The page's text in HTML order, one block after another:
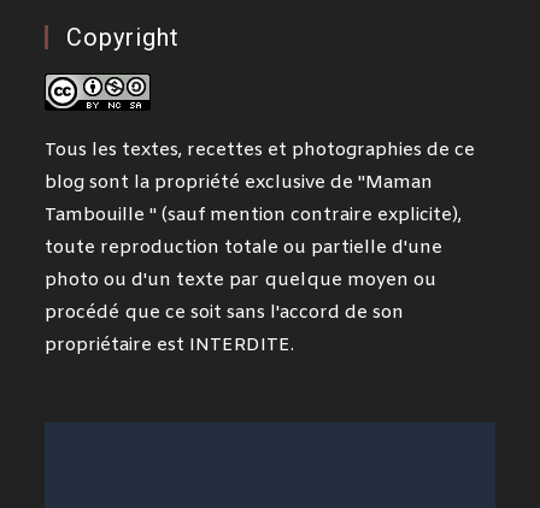
Copyright
Tous les textes, recettes et photographies de ce
blog sont la propriété exclusive de "Maman
Tambouille " (sauf mention contraire explicite),
toute reproduction totale ou partielle d'une
photo ou d'un texte par quelque moyen ou
procédé que ce soit sans l'accord de son
propriétaire est INTERDITE.